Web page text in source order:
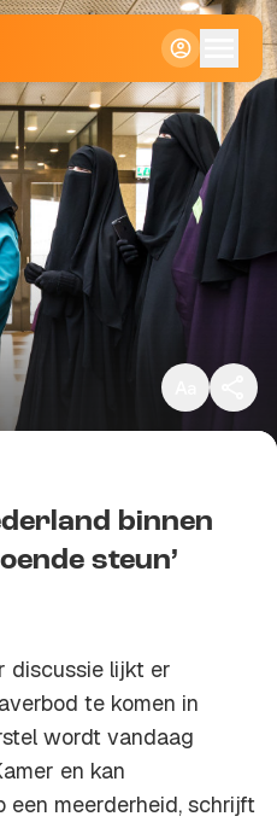
Klein
Standaard
Groot
binnen
steun’
discussie lijkt er
te komen in
wordt vandaag
en kan
meerderheid, schrijft